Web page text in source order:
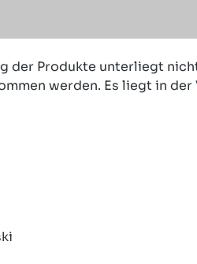
Produkte unterliegt
werden. Es liegt in